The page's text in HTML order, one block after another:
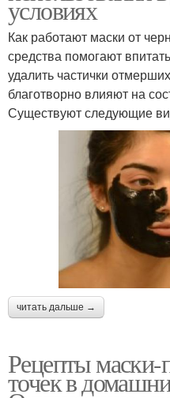
условиях
Как работают маски от
средства помогают
удалить частички
благотворно влияют на
Существуют следующие
читать дальше →
Рецепты маски-
точек в